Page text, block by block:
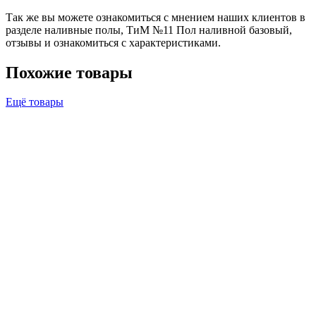
Так же вы можете ознакомиться с мнением наших клиентов в
разделе наливные полы, ТиМ №11 Пол наливной базовый,
отзывы и ознакомиться с характеристиками.
Похожие товары
Ещё товары